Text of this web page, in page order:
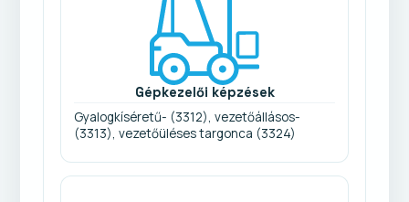
Gépkezelői képzések
Gyalogkíséretű- (3312), vezetőállásos-
(3313), vezetőüléses targonca (3324)